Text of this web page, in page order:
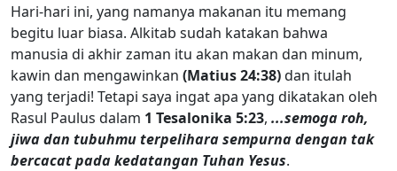
Hari-hari ini, yang namanya makanan itu memang
begitu luar biasa. Alkitab sudah katakan bahwa
manusia di akhir zaman itu akan makan dan minum,
kawin dan mengawinkan (Matius 24:38)dan itulah
yang terjadi! Tetapi saya ingat apa yang dikatakan oleh
Rasul Paulus dalam 1 Tesalonika 5:23, ...semoga roh,
jiwa dan tubuhmu terpelihara sempurna dengan tak
bercacat pada kedatangan Tuhan Yesus.